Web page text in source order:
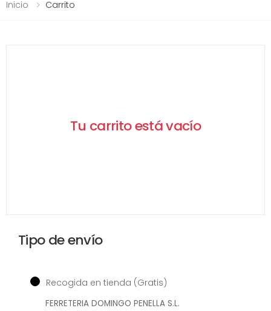
Inicio Carrito
Tu carrito está vacío
Tipo de envío
Recogida en tienda (Gratis)
FERRETERIA DOMINGO PENELLA S.L.